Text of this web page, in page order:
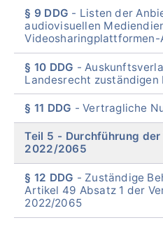
§ 9 DDG
Listen der
audiovisuellen
Videosharingplattformen-
§ 10 DDG
Landesrecht zuständigen
§ 11 DDG Vertragliche
Teil 5
Durchführung
2022/2065
§ 12 DDG
Zuständige
Artikel 49 Absatz 1 der
2022/2065